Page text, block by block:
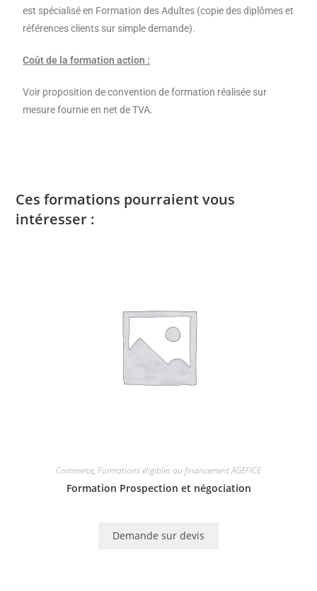
est spécialisé en Formation des Adultes (copie des diplômes et
références clients sur simple demande).
Coût de la formation action :
Voir proposition de convention de formation réalisée sur
mesure fournie en net de TVA.
Ces formations pourraient vous
intéresser :
Commerce, Formations éligibles au financement AGEFICE
Formation Prospection et négociation
Demande sur devis